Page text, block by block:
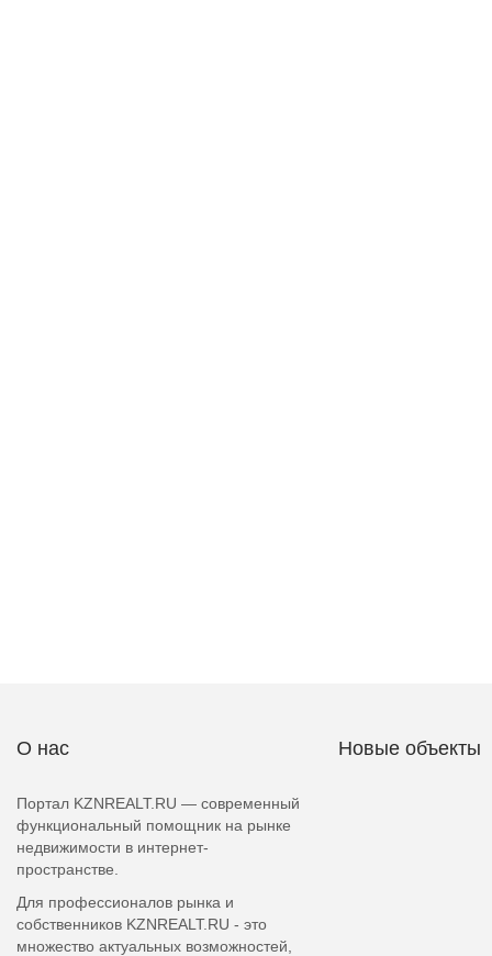
О нас
Портал KZNREALT.RU — современный
функциональный помощник на рынке
недвижимости в интернет-
пространстве.
Для профессионалов рынка и
собственников KZNREALT.RU - это
множество актуальных возможностей,
Новые объекты